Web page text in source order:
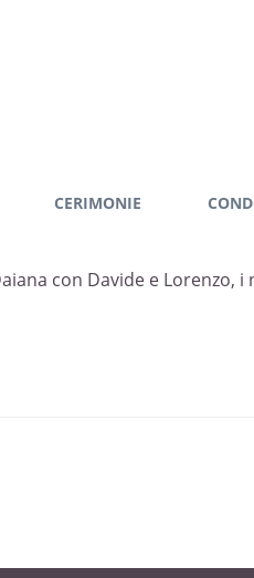
CERIMONIE
con Davide e Lorenzo,